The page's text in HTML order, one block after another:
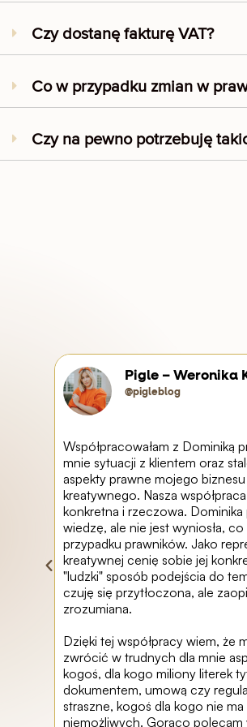
Czy dostanę fakturę VAT?
Co w przypadku zmian w
Czy na pewno potrzebuję
Pigle – Weronika
@pigleblog
Współpracowałam z Dominiką
mnie sytuacji z klientem oraz
aspekty prawne mojego
kreatywnego. Nasza
konkretna i rzeczowa. Dominika
wiedzę, ale nie jest wyniosła,
przypadku prawników. Jako
kreatywnej cenię sobie jej
"ludzki" sposób podejścia do
czuję się przytłoczona, ale
zrozumiana.
Dzięki tej współpracy wiem, że
zwrócić w trudnych dla mnie
kogoś, dla kogo miliony literek
dokumentem, umową czy
straszne, kogoś dla kogo nie
niemożliwych. Gorąco polecam